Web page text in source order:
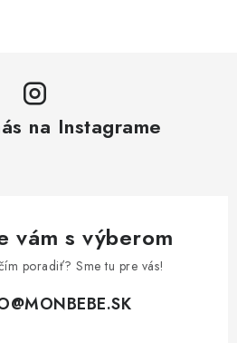
na Instagrame
vám s výberom
poradiť? Sme tu pre vás!
@MONBEBE.SK